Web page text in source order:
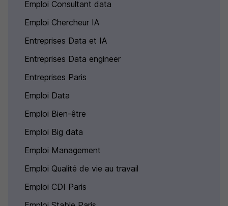
Emploi Consultant data
Emploi Chercheur IA
Entreprises Data et IA
Entreprises Data engineer
Entreprises Paris
Emploi Data
Emploi Bien-être
Emploi Big data
Emploi Management
Emploi Qualité de vie au travail
Emploi CDI Paris